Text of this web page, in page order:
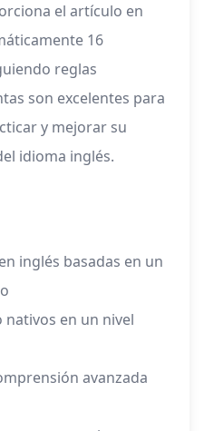
el artículo en
16
reglas
son excelentes para
y mejorar su
idioma inglés.
inglés basadas en un
en un nivel
avanzada